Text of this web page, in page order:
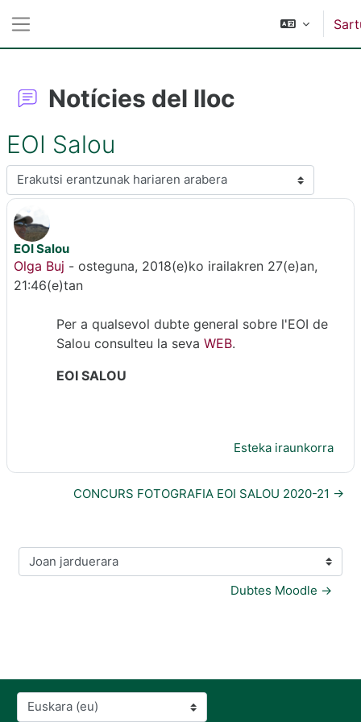
Notícies del lloc
EOI Salou
Erakusteko modua
EOI Salou
Olga Buj - osteguna, 2018(e)ko irailakren 27(e)an,
21:46(e)tan
Erantzun kopurua: 0
Per a qualsevol dubte general sobre l'EOI de
Salou consulteu la seva WEB.
EOI SALOU
Esteka iraunkorra
CONCURS FOTOGRAFIA EOI SALOU 2020-21 →
Joan jarduerara
Dubtes Moodle →
Hizkuntza